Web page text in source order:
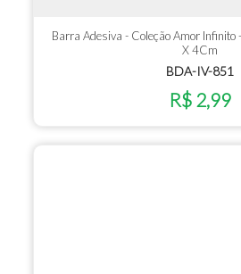
Barra Adesiva - Coleção Amor
X 4Cm
BDA-IV-851
R$ 2,99